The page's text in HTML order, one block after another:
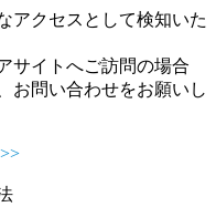
アクセスとして検知いた
サイトへご訪問の場合
お問い合わせをお願いし